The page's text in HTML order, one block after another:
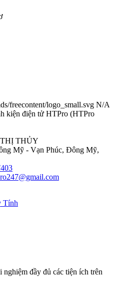
freecontent/logo_small.svg N/A
kiện điện tử HTPro (HTPro
THỦY
Mỹ - Vạn Phúc, Đông Mỹ,
Tính
nghiệm đầy đủ các tiện ích trên